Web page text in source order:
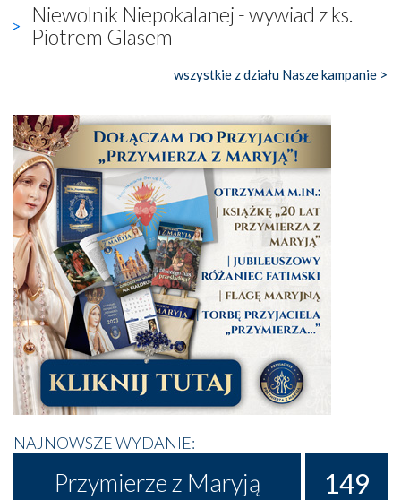
Niewolnik Niepokalanej - wywiad z ks.
Piotrem Glasem
wszystkie z działu Nasze kampanie >
NAJNOWSZE WYDANIE:
Przymierze z Maryją 149